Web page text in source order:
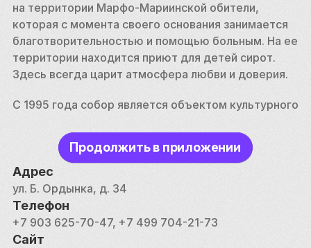
на территории Марфо-Мариинской обители,
которая с момента своего основания занимается
благотворительностью и помощью больным. На ее
территории находится приют для детей сирот.
Здесь всегда царит атмосфера любви и доверия.
С 1995 года собор является объектом культурного
Продолжить в приложении
Адрес
ул. Б. Ордынка, д. 34
Телефон
+7 903 625-70-47, +7 499 704-21-73
Сайт